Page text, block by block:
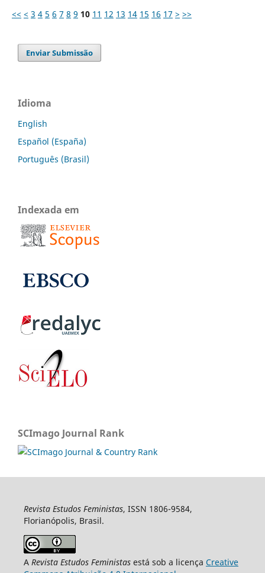
<< < 3 4 5 6 7 8 9 10 11 12 13 14 15 16 17 > >>
Enviar Submissão
Idioma
English
Español (España)
Português (Brasil)
Indexada em
SCImago Journal Rank
Revista Estudos Feministas, ISSN 1806-9584,
Florianópolis, Brasil.
A Revista Estudos Feministasestá sob a licença Creative